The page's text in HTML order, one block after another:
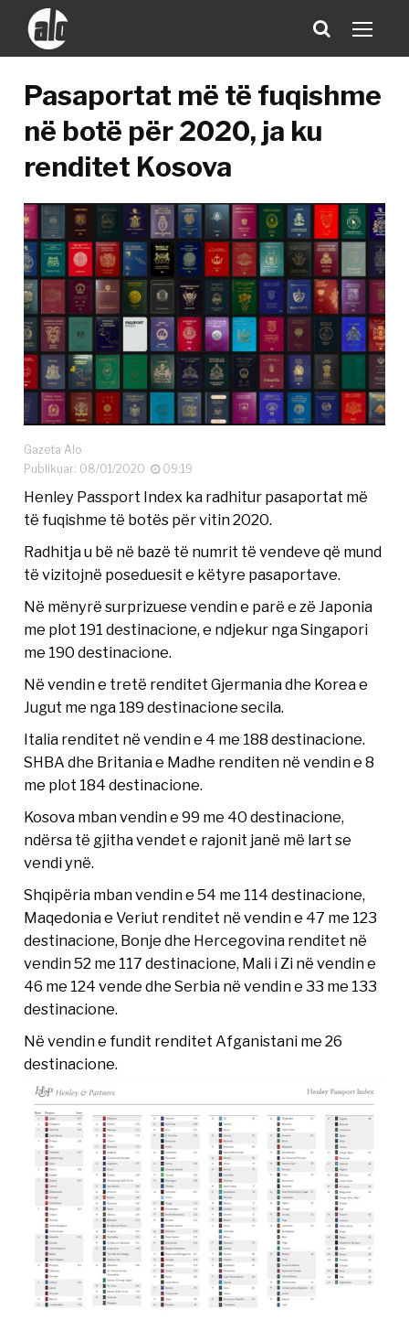
Pasaportat më të fuqishme
në botë për 2020, ja ku
renditet Kosova
Gazeta Alo
Publikuar: 08/01/2020
09:19
Henley Passport Index ka radhitur pasaportat më
të fuqishme të botës për vitin 2020.
Radhitja u bë në bazë të numrit të vendeve që mund
të vizitojnë poseduesit e këtyre pasaportave.
Në mënyrë surprizuese vendin e parë e zë Japonia
me plot 191 destinacione, e ndjekur nga Singapori
me 190 destinacione.
Në vendin e tretë renditet Gjermania dhe Korea e
Jugut me nga 189 destinacione secila.
Italia renditet në vendin e 4 me 188 destinacione.
SHBA dhe Britania e Madhe renditen në vendin e 8
me plot 184 destinacione.
Kosova mban vendin e 99 me 40 destinacione,
ndërsa të gjitha vendet e rajonit janë më lart se
vendi ynë.
Shqipëria mban vendin e 54 me 114 destinacione,
Maqedonia e Veriut renditet në vendin e 47 me 123
destinacione, Bonje dhe Hercegovina renditet në
vendin 52 me 117 destinacione, Mali i Zi në vendin e
46 me 124 vende dhe Serbia në vendin e 33 me 133
destinacione.
Në vendin e fundit renditet Afganistani me 26
destinacione.